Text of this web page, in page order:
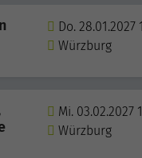
Do. 28.01.2027
Würzburg
Mi. 03.02.2027
Würzburg